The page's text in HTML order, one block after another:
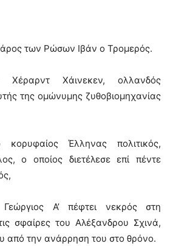
των Ρώσων Ιβάν ο Τρομερός.
Χέραρντ Χάινεκεν, ολλανδός
της ομώνυμης ζυθοβιομηχανίας
Έλληνας πολιτικός,
ο οποίος διετέλεσε επί πέντε
Α’ πέφτει νεκρός στη
σφαίρες του Αλέξανδρου Σχινά,
από την ανάρρηση του στο θρόνο.